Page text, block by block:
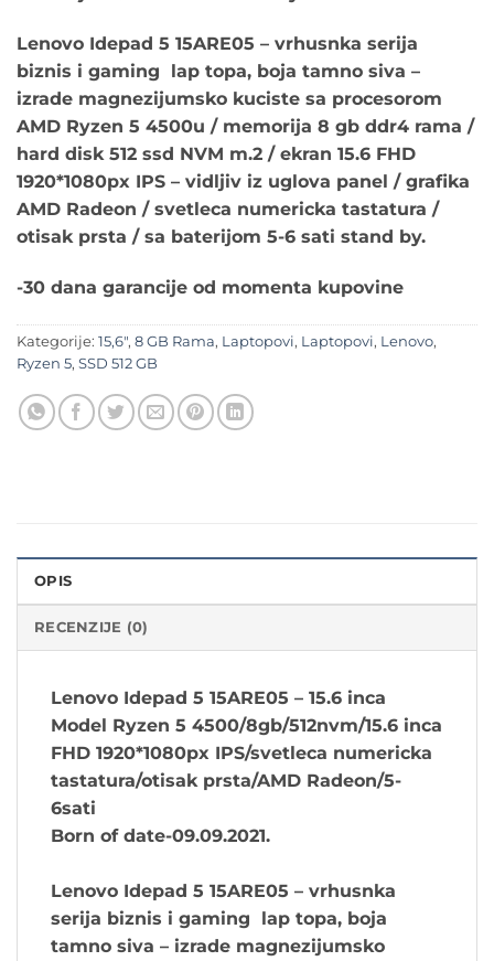
Lenovo Idepad 5 15ARE05 – vrhusnka serija
biznis i gaming lap topa, boja tamno siva –
izrade magnezijumsko kuciste sa procesorom
AMD Ryzen 5 4500u / memorija 8 gb ddr4 rama /
hard disk 512 ssd NVM m.2 / ekran 15.6 FHD
1920*1080px IPS – vidljiv iz uglova panel / grafika
AMD Radeon / svetleca numericka tastatura /
otisak prsta / sa baterijom 5-6 sati stand by.
-30 dana garancije od momenta kupovine
Kategorije: 15,6", 8 GB Rama, Laptopovi, Laptopovi, Lenovo,
Ryzen 5, SSD 512 GB
OPIS
RECENZIJE (0)
Lenovo Idepad 5 15ARE05 – 15.6 inca
Model Ryzen 5 4500/8gb/512nvm/15.6 inca
FHD 1920*1080px IPS/svetleca numericka
tastatura/otisak prsta/AMD Radeon/5-
6sati
Born of date-09.09.2021.
Lenovo Idepad 5 15ARE05 – vrhusnka
serija biznis i gaming lap topa, boja
tamno siva – izrade magnezijumsko